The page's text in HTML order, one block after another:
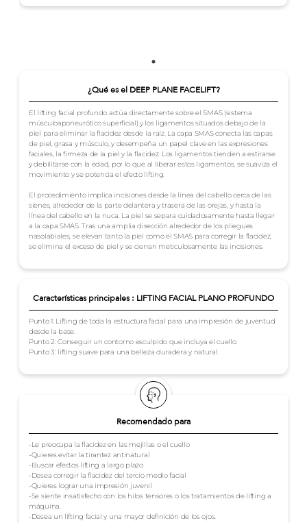
Recomendado para
-Le preocupa la flacidez en las mejillas o el cuello
-Quieres evitar la tirantez antinatural
-Buscar efectos lifting a largo plazo
-Desea corregir la flacidez del tercio medio facial
-Quieres lograr una impresión juvenil
-Se siente insatisfecho con los hilos tensores o los tratamientos de lifting a
máquina.
-Desea un lifting facial y una mayor definición de los ojos.
¿Qué es el DEEP PLANE FACELIFT?
El lifting facial profundo actúa directamente sobre el SMAS (sistema
músculoaponeurótico superficial) y los ligamentos situados debajo de la
piel para eliminar la flacidez desde la raíz. La capa SMAS conecta las capas
de piel, grasa y músculo, y desempeña un papel clave en las expresiones
faciales, la firmeza de la piel y la flacidez. Los ligamentos tienden a estirarse
y debilitarse con la edad, por lo que al liberar estos ligamentos, se suaviza el
movimiento y se potencia el efecto lifting.
El procedimiento implica incisiones desde la línea del cabello cerca de las
sienes, alrededor de la parte delantera y trasera de las orejas, y hasta la
línea del cabello en la nuca. La piel se separa cuidadosamente hasta llegar
a la capa SMAS. Tras una amplia disección alrededor de los pliegues
nasolabiales, se elevan tanto la piel como el SMAS para corregir la flacidez,
se elimina el exceso de piel y se cierran meticulosamente las incisiones.
Características principales : LIFTING FACIAL PLANO PROFUNDO
Punto 1: Lifting de toda la estructura facial para una impresión de juventud
desde la base.
Punto 2: Conseguir un contorno esculpido que incluya el cuello.
Punto 3: lifting suave para una belleza duradera y natural.